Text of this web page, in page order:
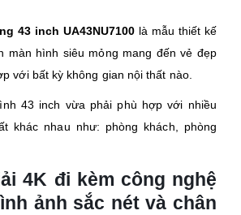
43 inch UA43NU7100 là mẫu thiết kế
màn hình siêu mỏng mang đến vẻ đẹp
với bất kỳ không gian nội thất nào.
43 inch vừa phải phù hợp với nhiều
khác nhau như: phòng khách, phòng
4K đi kèm công nghệ
ảnh sắc nét và chân